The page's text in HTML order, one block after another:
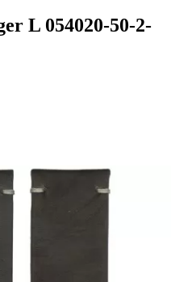
L 054020-50-2-